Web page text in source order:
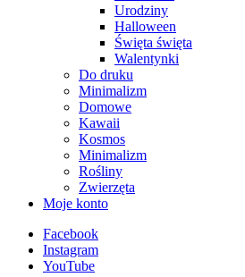
Urodziny
Halloween
Święta święta
Walentynki
Do druku
Minimalizm
Domowe
Kawaii
Kosmos
Minimalizm
Rośliny
Zwierzęta
Moje konto
Facebook
Instagram
YouTube